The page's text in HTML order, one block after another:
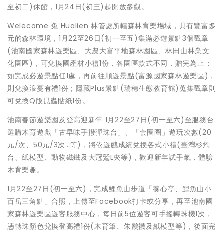
至初二)休館，1月24日(初三)起開放參觀。
Welecome 兔 Hualien 林管處所轄森林育樂場域，具有豐富多
元的森林環境，1月22至26日(初一至五)集滿必遊景點3個戳章
(池南國家森林遊樂區、大農大富平地森林園區、林田山林業文
化園區)，可兌換國產材小禮1份，各園區款式不同，贈完為止；
如完成必遊景點任1處，再前往順遊景點(富源國家森林遊樂區)，
則兌換浪蔓有禮1份；隱藏Plus景點(瑞穗生態教育館)蒐集戳章則
可兌換Q版昆蟲貼紙1份。
池南春節遊樂園及登高迎新年 1月22至27日(初一至六)至服務台
選購木育遊戲「古早味手撥彈珠台」、「套圈圈」遊玩次數(20
元/次、50元/3次…等)，將依遊戲成績兌換各式小禮(臺灣杉燭
台、紙模型、動物磁鐵及大冠鷲L夾等)，歡迎新年試手氣，體驗
木育樂趣。
1月22至27日(初一至六)，完成鯉魚山步道「養心亭、鯉魚山小
百岳三角點」合照，上傳至Facebook打卡或分享，再至池南國
家森林遊樂區遊客服務中心，每日前5位遊客可手搖轉珠機1次，
憑轉珠顏色兌換登高禮1份(木育筆、朱鸝襪及紙模型等)，後面完